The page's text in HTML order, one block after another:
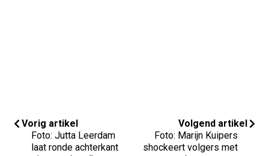
Vorig artikel
Foto: Jutta Leerdam
laat ronde achterkant
Volgend artikel
Foto: Marijn Kuipers
shockeert volgers met